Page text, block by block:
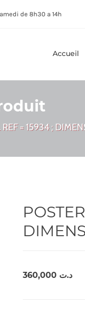
de 8h30 a 14h
Accueil
= 15934 ;
د.ت